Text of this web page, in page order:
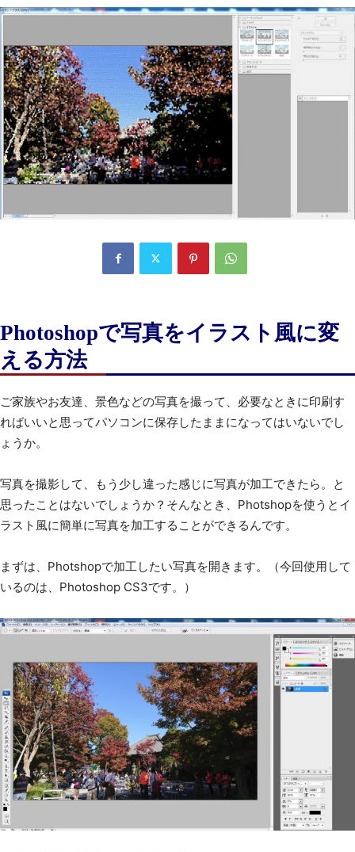
Photoshopで写真をイラスト風に変
える方法
ご家族やお友達、景色などの写真を撮って、必要なときに印刷す
ればいいと思ってパソコンに保存したままになってはいないでし
ょうか。
写真を撮影して、もう少し違った感じに写真が加工できたら。と
思ったことはないでしょうか？そんなとき、Photshopを使うとイ
ラスト風に簡単に写真を加工することができるんです。
まずは、Photshopで加工したい写真を開きます。（今回使用して
いるのは、Photoshop CS3です。）